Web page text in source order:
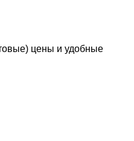
цены и удобные